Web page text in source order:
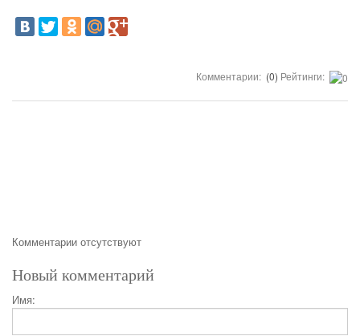
Комментарии: (0) Рейтинги:
Комментарии отсутствуют
Новый комментарий
Имя: